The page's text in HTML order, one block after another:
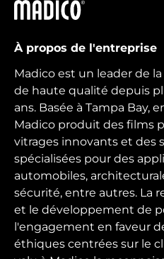
Madico
À propos de l'entreprise
Madico est un leader de
de haute qualité depuis
ans. Basée à Tampa Bay,
Madico produit des films
vitrages innovants et des
spécialisées pour des
automobiles,
sécurité, entre autres. La
et le développement de
l'engagement en faveur
éthiques centrées sur le